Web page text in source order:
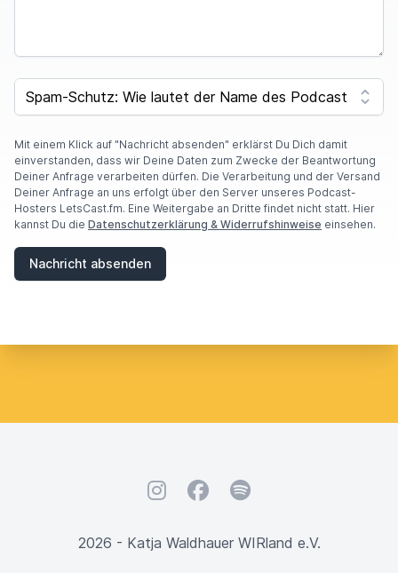
F
O
A
R
E
A
H
U
SPAM CAPTCHA
Mit einem Klick auf "Nachricht absenden" erklärst Du Dich damit
einverstanden, dass wir Deine Daten zum Zwecke der Beantwortung
Deiner Anfrage verarbeiten dürfen. Die Verarbeitung und der Versand
Deiner Anfrage an uns erfolgt über den Server unseres Podcast-
Hosters LetsCast.fm. Eine Weitergabe an Dritte findet nicht statt. Hier
kannst Du die Datenschutzerklärung & Widerrufshinweise einsehen.
Nachricht absenden
InstagramFacebookSpotify
2026 - Katja Waldhauer WIRland e.V.